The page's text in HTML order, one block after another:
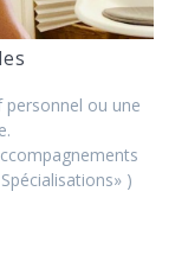
ou une
)